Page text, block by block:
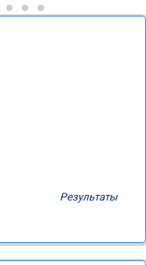
Результаты